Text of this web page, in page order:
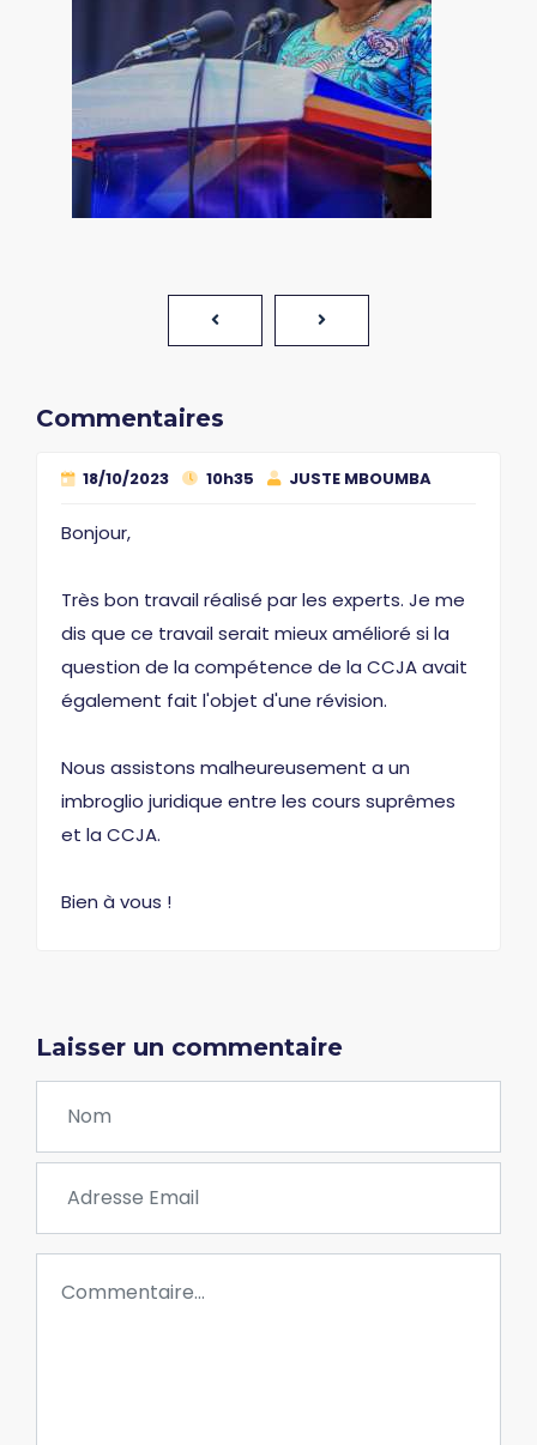
Commentaires
18/10/2023 10h35 JUSTE MBOUMBA
Bonjour,
Très bon travail réalisé par les experts. Je me
dis que ce travail serait mieux amélioré si la
question de la compétence de la CCJA avait
également fait l'objet d'une révision.
Nous assistons malheureusement a un
imbroglio juridique entre les cours suprêmes
et la CCJA.
Bien à vous !
Laisser un commentaire